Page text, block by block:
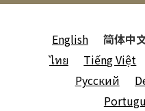
English 简体中
ไทย
Tiếng Việt
Русский